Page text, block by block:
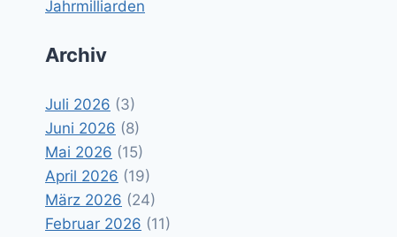
Jahrmilliarden
Archiv
Juli 2026 (3)
Juni 2026 (8)
Mai 2026 (15)
April 2026 (19)
März 2026 (24)
Februar 2026 (11)